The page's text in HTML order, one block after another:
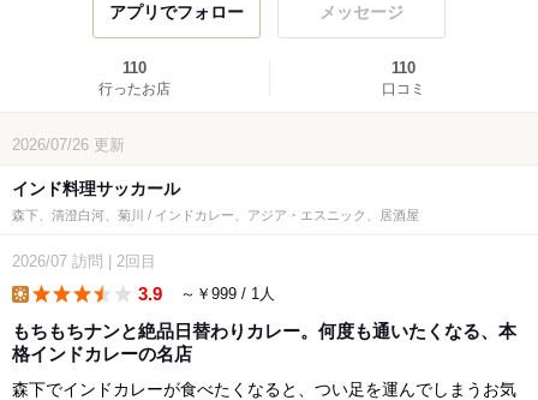
アプリでフォロー メッセージ
110
行ったお店
110
口コミ
2026/07/26 更新
インド料理サッカール
森下、清澄白河、菊川 / インドカレー、アジア・エスニック、居酒屋
2026/07 訪問 2回目
3.9 ～￥999 / 1人
もちもちナンと絶品日替わりカレー。何度も通いたくなる、本
格インドカレーの名店
森下でインドカレーが食べたくなると、つい足を運んでしまうお気